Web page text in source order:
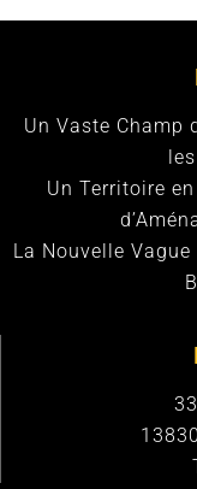
Un Vaste Champ
Un Territoire
La Nouvelle
13830